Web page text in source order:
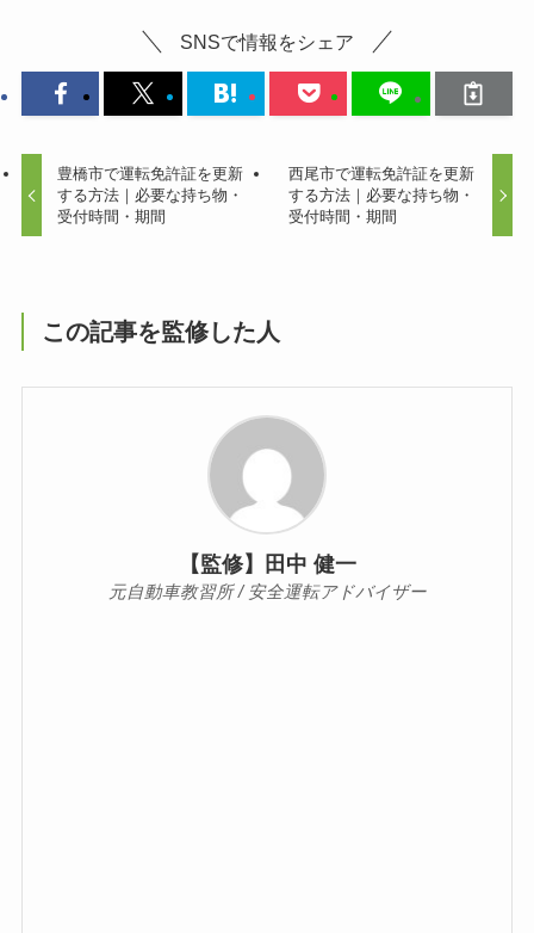
SNSで情報をシェア
豊橋市で運転免許証を更新
する方法｜必要な持ち物・
受付時間・期間
西尾市で運転免許証を更新
する方法｜必要な持ち物・
受付時間・期間
この記事を監修した人
【監修】田中 健一
元自動車教習所 / 安全運転アドバイザー